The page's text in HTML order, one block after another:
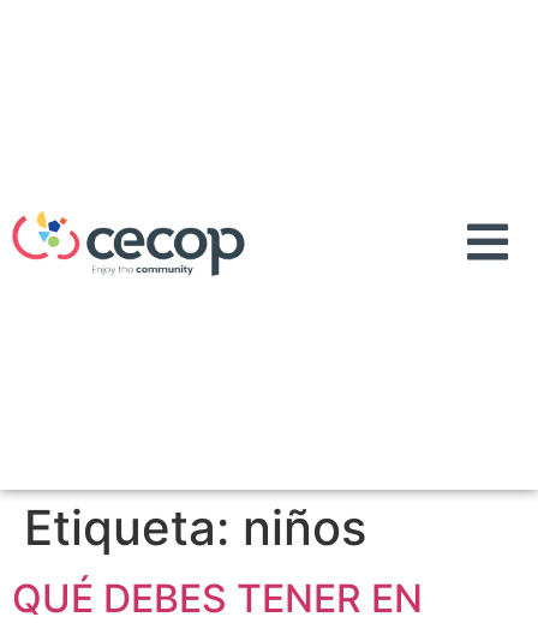
Etiqueta: niños
QUÉ DEBES TENER EN